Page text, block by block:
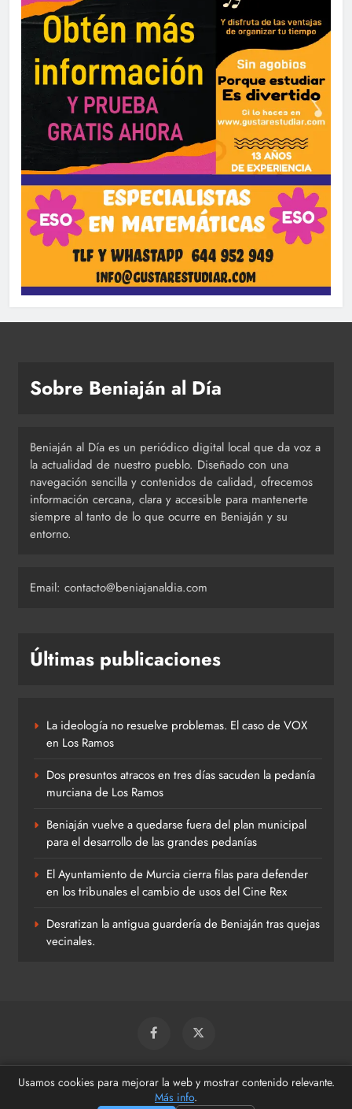
Usamos cookies para mejorar la web y mostrar contenido relevante.
Más info.
Sobre Beniaján al Día
Beniaján al Día es un periódico digital local que da voz a
la actualidad de nuestro pueblo. Diseñado con una
navegación sencilla y contenidos de calidad, ofrecemos
información cercana, clara y accesible para mantenerte
siempre al tanto de lo que ocurre en Beniaján y su
entorno.
Email: contacto@beniajanaldia.com
Últimas publicaciones
La ideología no resuelve problemas. El caso de VOX
en Los Ramos
Dos presuntos atracos en tres días sacuden la pedanía
murciana de Los Ramos
Beniaján vuelve a quedarse fuera del plan municipal
para el desarrollo de las grandes pedanías
El Ayuntamiento de Murcia cierra filas para defender
en los tribunales el cambio de usos del Cine Rex
Desratizan la antigua guardería de Beniaján tras quejas
vecinales.
© 2026 Beniaján Al Día